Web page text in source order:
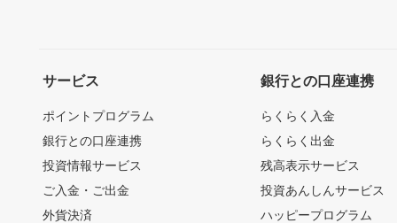
サービス
ポイントプログラム
銀行との口座連携
投資情報サービス
ご入金・ご出金
外貨決済
銀行との口座連携
らくらく入金
らくらく出金
残高表示サービス
投資あんしんサービス
ハッピープログラム